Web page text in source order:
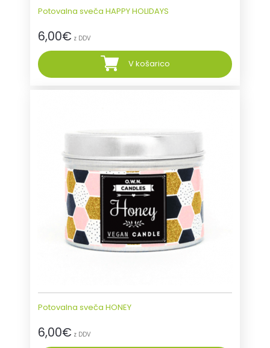
Potovalna sveča HAPPY HOLIDAYS
6,00€ z DDV
V košarico
Potovalna sveča HONEY
6,00€ z DDV